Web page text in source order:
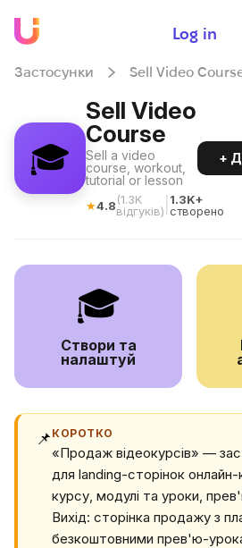
Log in
Застосунки Sell Video
🎓
Sell Video
Course
Sell a video
course, workout,
tutorial or lesson
★4.8(1.3K
відгуків)
1.3K+
створено
+
🎓
Створи та
налаштуй
📌 КОРОТКО
«Продаж відеокурсів» —
для landing-сторінок онлайн-
курсу, модулі та уроки,
Вихід: сторінка продажу з
безкоштовними прев'ю-